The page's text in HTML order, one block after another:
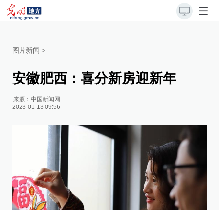
图片新闻 >
安徽肥西：喜分新房迎新年
来源：中国新闻网
2023-01-13 09:56